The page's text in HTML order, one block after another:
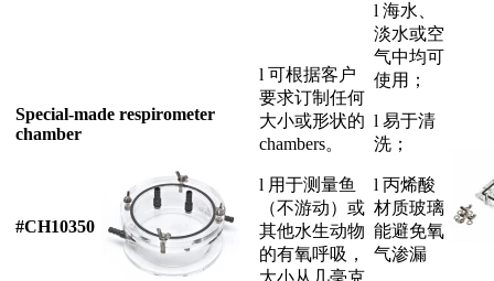
Special-made respirometer
chamber
#CH10350
l 可根据客户
要求订制任何
大小或形状的
chambers。
l 用于测量鱼
（不游动）或
其他水生动物
的有氧呼吸，
l 海水、
淡水或空
气中均可
使用；
l 易于清
洗；
l 丙烯酸
材质玻璃
能避免氧
气渗漏